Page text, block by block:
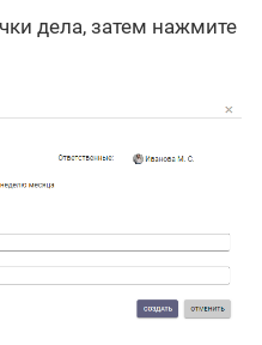
дела, затем нажмите